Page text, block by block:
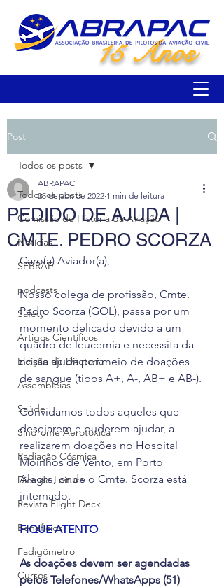
15 Anos
Post
Todos os posts
Comissão de História da Aviação
Notícias
SEBRAE
podcasts
Safety
Artigos Científicos
Eleição de Diretoria
Assembleias
Saúde
Síndrome Aerotóxica
Radiação Cósmica
Dica de Leitura
Revista Flight Deck
Benefícios
Fadigômetro
Cursos
Todos os posts
PEDIDO DE AJUDA |
CMTE. PEDRO SCORZA
ABRAPAC
25 de abr. de 2022 1 min de leitura
Caro(a) Aviador(a),
Nosso colega de profissão, Cmte.
Pedro Scorza (GOL), passa por um
momento delicado devido a um
quadro de leucemia e necessita da
nossa ajuda por meio de doações
de sangue (tipos A+, A-, AB+ e AB-).
Convidamos todos aqueles que
desejarem e puderem ajudar, a
realizarem doações no Hospital
Moinhos de Vento, em Porto
Alegre, onde o Cmte. Scorza está
internado.
FIQUE ATENTO
As doações devem ser agendadas
pelos Telefones/WhatsApps (51)